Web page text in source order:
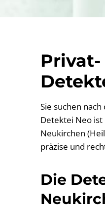
Sie suchen
Detektei Neo
Neukirchen
präzise und
Die